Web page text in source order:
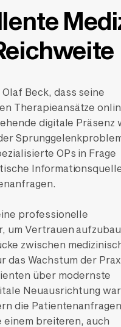
Beck, dass seine
Therapieansätze
digitale Präsenz
OPs in Frage
professionelle
um Vertrauen
zwischen
Wachstum der
über modernste
Neuausrichtung war
die Patientenanfragen
breiteren, auch